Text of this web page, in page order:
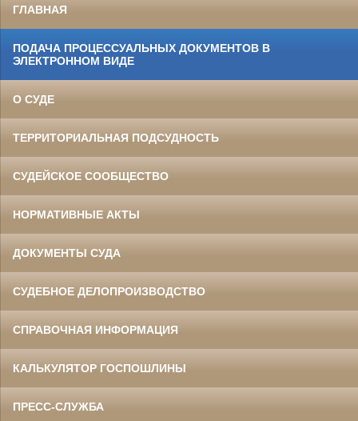
ГЛАВНАЯ
ПОДАЧА ПРОЦЕССУАЛЬНЫХ ДОКУМЕНТОВ В
ЭЛЕКТРОННОМ ВИДЕ
О СУДЕ
ТЕРРИТОРИАЛЬНАЯ ПОДСУДНОСТЬ
СУДЕЙСКОЕ СООБЩЕСТВО
НОРМАТИВНЫЕ АКТЫ
ДОКУМЕНТЫ СУДА
СУДЕБНОЕ ДЕЛОПРОИЗВОДСТВО
СПРАВОЧНАЯ ИНФОРМАЦИЯ
КАЛЬКУЛЯТОР ГОСПОШЛИНЫ
ПРЕСС-СЛУЖБА